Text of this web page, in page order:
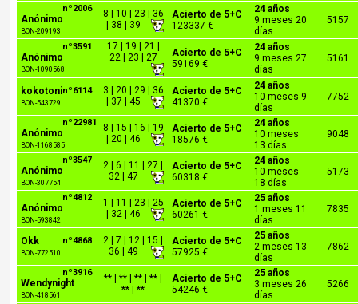
nº2006
Anónimo
BON-209193
8 | 10 | 23 | 36
| 38 | 39
Acierto de 5+C
123337 €
24 años
9 meses 20
días
5157
nº3591
Anónimo
BON-1090568
17 | 19 | 21 |
22 | 23 | 27
Acierto de 5+C
59169 €
24 años
9 meses 27
días
5161
nº6114
kokotoni
BON-543729
3 | 20 | 29 | 36
| 37 | 45
Acierto de 5+C
41370 €
24 años
10 meses 9
días
7752
nº22981
Anónimo
BON-1168585
8 | 15 | 16 | 19
| 20 | 46
Acierto de 5+C
18576 €
24 años
10 meses
13 días
9048
nº3547
Anónimo
BON-307754
2 | 6 | 11 | 27 |
32 | 47
Acierto de 5+C
60318 €
24 años
10 meses
18 días
5173
nº4812
Anónimo
BON-593842
1 | 11 | 23 | 25
| 32 | 46
Acierto de 5+C
60261 €
25 años
1 meses 11
días
7835
nº4868
Okk
BON-772510
2 | 7 | 12 | 15 |
36 | 49
Acierto de 5+C
57925 €
25 años
2 meses 13
días
7862
nº3916
Wendynight
BON-418561
** | ** | ** | ** |
** | **
Acierto de 5+C
54246 €
25 años
3 meses 26
días
5266